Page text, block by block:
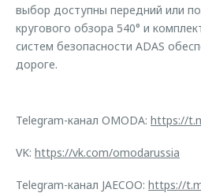
выбор доступны передний или
кругового обзора 540° и
систем безопасности ADAS
дороге.
Telegram-канал OMODA: https://
VK: https://vk.com/omodarussia
Telegram-канал JAECOO: https://